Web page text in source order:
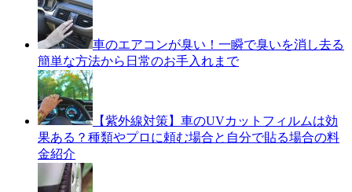
車のエアコンが臭い！一瞬で臭いを消し去る
簡単な方法から日常のお手入れまで
【紫外線対策】車のUVカットフィルムは効
果ある？種類やプロに頼む場合と自分で貼る場合の料
金紹介